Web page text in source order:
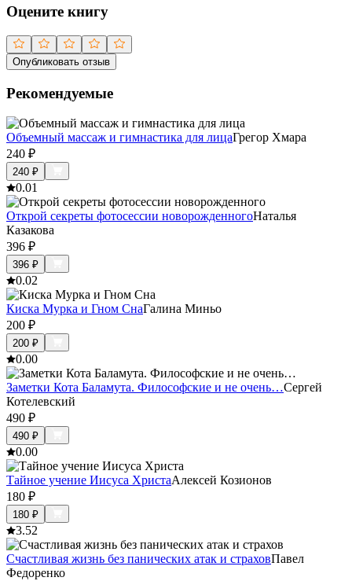
Оцените книгу
Опубликовать отзыв
Рекомендуемые
Объемный массаж и гимнастика для лицаГрегор Хмара
240 ₽
240 ₽
0.01
Открой секреты фотосессии новорожденногоНаталья
Казакова
396 ₽
396 ₽
0.02
Киска Мурка и Гном СнаГалина Миньо
200 ₽
200 ₽
0.00
Заметки Кота Баламута. Философские и не очень…Сергей
Котелевский
490 ₽
490 ₽
0.00
Тайное учение Иисуса ХристаАлексей Козионов
180 ₽
180 ₽
3.52
Счастливая жизнь без панических атак и страховПавел
Федоренко